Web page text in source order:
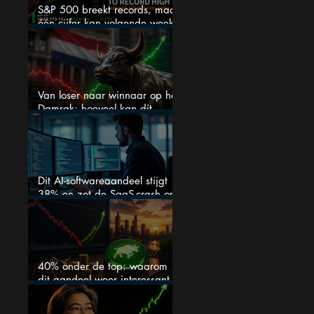
S&P 500 breekt records, maar
één cijfer kan volgende week
alles veranderen
Van loser naar winnaar op het
Damrak: hoeveel kan dit
Nederlandse aandeel nog
stijgen?
Dit AI-softwareaandeel stijgt
38% en zet de SaaS-crash op
zijn kop
40% onder de top: waarom
dit aandeel weer interessant
wordt